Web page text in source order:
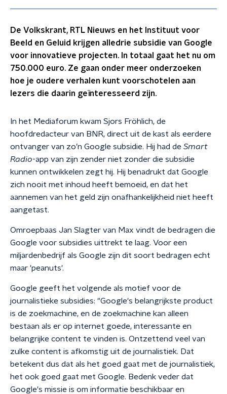
De Volkskrant, RTL Nieuws en het Instituut voor
Beeld en Geluid krijgen alledrie subsidie van Google
voor innovatieve projecten. In totaal gaat het nu om
750.000 euro. Ze gaan onder meer onderzoeken
hoe je oudere verhalen kunt voorschotelen aan
lezers die daarin geïnteresseerd zijn.
In het Mediaforum kwam Sjors Fröhlich, de
hoofdredacteur van BNR, direct uit de kast als eerdere
ontvanger van zo’n Google subsidie. Hij had de Smart
Radio-app van zijn zender niet zonder die subsidie
kunnen ontwikkelen zegt hij. Hij benadrukt dat Google
zich nooit met inhoud heeft bemoeid, en dat het
aannemen van het geld zijn onafhankelijkheid niet heeft
aangetast.
Omroepbaas Jan Slagter van Max vindt de bedragen die
Google voor subsidies uittrekt te laag. Voor een
miljardenbedrijf als Google zijn dit soort bedragen echt
maar 'peanuts'.
Google geeft het volgende als motief voor de
journalistieke subsidies: "Google's belangrijkste product
is de zoekmachine, en de zoekmachine kan alleen
bestaan als er op internet goede, interessante en
belangrijke content te vinden is. Ontzettend veel van
zulke content is afkomstig uit de journalistiek. Dat
betekent dus dat als het goed gaat met de journalistiek,
het ook goed gaat met Google. Bedenk veder dat
Google's missie is om informatie beschikbaar en